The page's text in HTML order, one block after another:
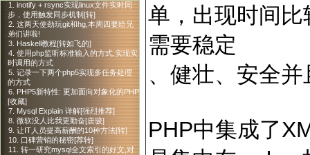
1. inotify + rsync实现linux文件实时同
步，使用触发同步机制[转]
2. 这两天使劲玩git和hg,本周四要给兄
弟们讲啦!
3. Haskell教程[转如飞的]
4. 使用php监听标准输入的方式,实现实
时调用的方式
5. 记录一下两个php5实现多任务处理
的方式
6. PHP5新特性: 更加面向对象化的PHP
[收藏]
7. Mysql Explain 详解[强烈推荐]
8. 微软没人比我更勤奋[唐骏]
9. 让IT人员提高薪酬的10种方法[转]
10. 口碑营销的秘密[荐转]
11. 转一研究mysql全文索引的好文,对
单，出现时间
需要稳定
、健壮、安全
PHP中集成了